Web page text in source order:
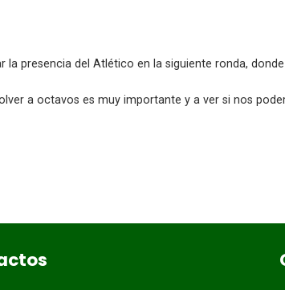
presencia del Atlético en la siguiente ronda,
a octavos es muy importante y a ver si nos